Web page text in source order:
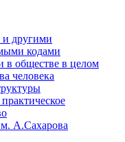
другими
кодами
в обществе в целом
человека
А.Сахарова